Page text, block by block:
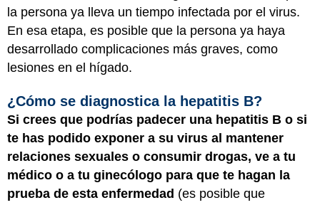
la persona ya lleva un tiempo infectada por el virus.
En esa etapa, es posible que la persona ya haya
desarrollado complicaciones más graves, como
lesiones en el hígado.
¿Cómo se diagnostica la hepatitis B?
Si crees que podrías padecer una hepatitis B o si
te has podido exponer a su virus al mantener
relaciones sexuales o consumir drogas, ve a tu
médico o a tu ginecólogo para que te hagan la
prueba de esta enfermedad (es posible que